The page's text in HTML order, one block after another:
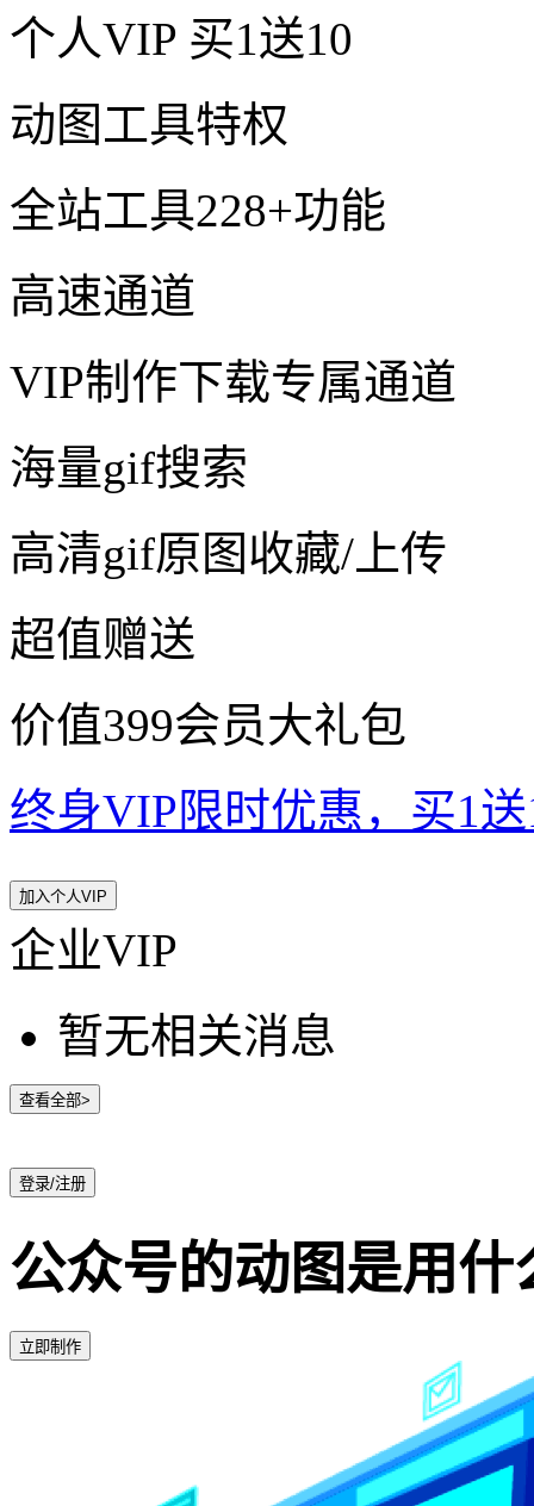
个人VIP 买1送10
动图工具特权
全站工具228+功能
高速通道
VIP制作下载专属通道
海量gif搜索
高清gif原图收藏/上传
超值赠送
价值399会员大礼包
终身VIP限时优惠，买1
加入个人VIP
企业VIP
暂无相关消息
查看全部>
登录/注册
公众号的动图是用什
立即制作